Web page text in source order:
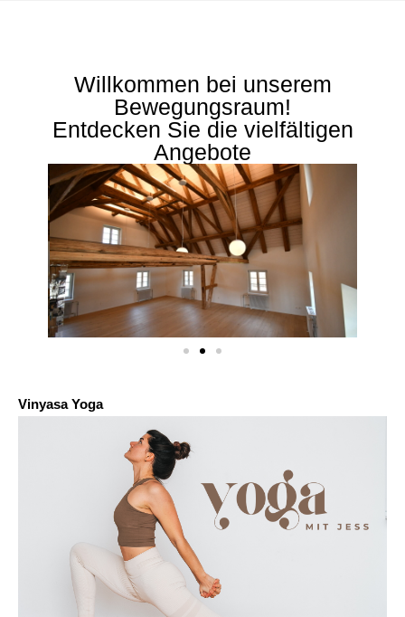
Willkommen bei unserem
Bewegungsraum!
Entdecken Sie die vielfältigen
Angebote
Vinyasa Yoga